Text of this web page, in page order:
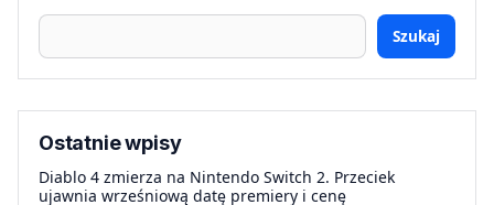
Szukaj
Ostatnie wpisy
Diablo 4 zmierza na Nintendo Switch 2. Przeciek
ujawnia wrześniową datę premiery i cenę